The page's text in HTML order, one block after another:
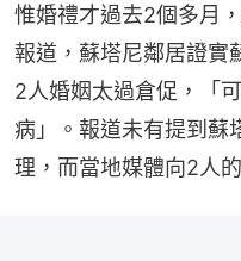
惟婚禮才過去2個多月
報道，蘇塔尼鄰居證實
2人婚姻太過倉促，「
病」。報道未有提到蘇
理，而當地媒體向2人